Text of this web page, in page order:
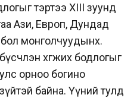
тэртээ XIII зуунд
Ази, Европ, Дундад
бол монголчуудынх.
хөгжих бодлогыг
орноо богино
байна. Үүний тулд